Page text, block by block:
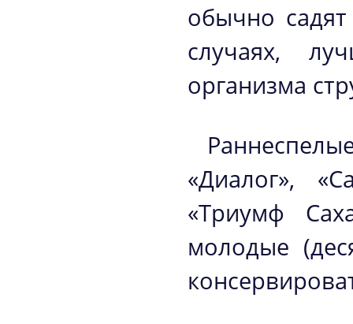
обычно
случаях,
организма
«Диалог»,
«Триумф
молодые